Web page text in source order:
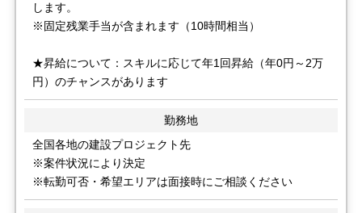
します。
※固定残業手当が含まれます（10時間相当）
★昇給について：スキルに応じて年1回昇給（年0円～2万
円）のチャンスがあります
勤務地
全国各地の建設プロジェクト先
※案件状況により決定
※転勤可否・希望エリアは面接時にご相談ください